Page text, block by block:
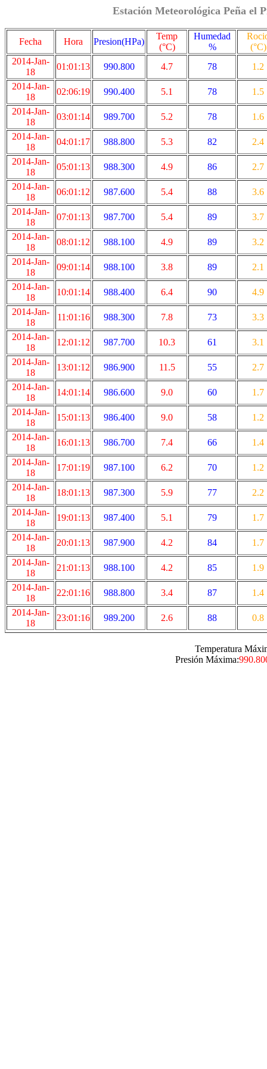
Estación Meteorológica Peña el
Fecha Hora Presion(HPa)
Temp
(°C)
Humedad
%
(°C)
2014-Jan-
18
01:01:13 990.800 4.7 78
1.2
2014-Jan-
18
02:06:19 990.400 5.1 78
1.5
2014-Jan-
18
03:01:14 989.700 5.2 78
1.6
2014-Jan-
18
04:01:17 988.800 5.3 82
2.4
2014-Jan-
18
05:01:13 988.300 4.9 86
2.7
2014-Jan-
18
06:01:12 987.600 5.4 88
3.6
2014-Jan-
18
07:01:13 987.700 5.4 89
3.7
2014-Jan-
18
08:01:12 988.100 4.9 89
3.2
2014-Jan-
18
09:01:14 988.100 3.8 89
2.1
2014-Jan-
18
10:01:14 988.400 6.4 90
4.9
2014-Jan-
18
11:01:16 988.300 7.8 73
3.3
2014-Jan-
18
12:01:12 987.700 10.3 61
3.1
2014-Jan-
18
13:01:12 986.900 11.5 55
2.7
2014-Jan-
18
14:01:14 986.600 9.0 60
1.7
2014-Jan-
18
15:01:13 986.400 9.0 58
1.2
2014-Jan-
18
16:01:13 986.700 7.4 66
1.4
2014-Jan-
18
17:01:19 987.100 6.2 70
1.2
2014-Jan-
18
18:01:13 987.300 5.9 77
2.2
2014-Jan-
18
19:01:13 987.400 5.1 79
1.7
2014-Jan-
18
20:01:13 987.900 4.2 84
1.7
2014-Jan-
18
21:01:13 988.100 4.2 85
1.9
2014-Jan-
18
22:01:16 988.800 3.4 87
1.4
2014-Jan-
18
23:01:16 989.200 2.6 88 0.8
Temperatura
Presión Máxima: